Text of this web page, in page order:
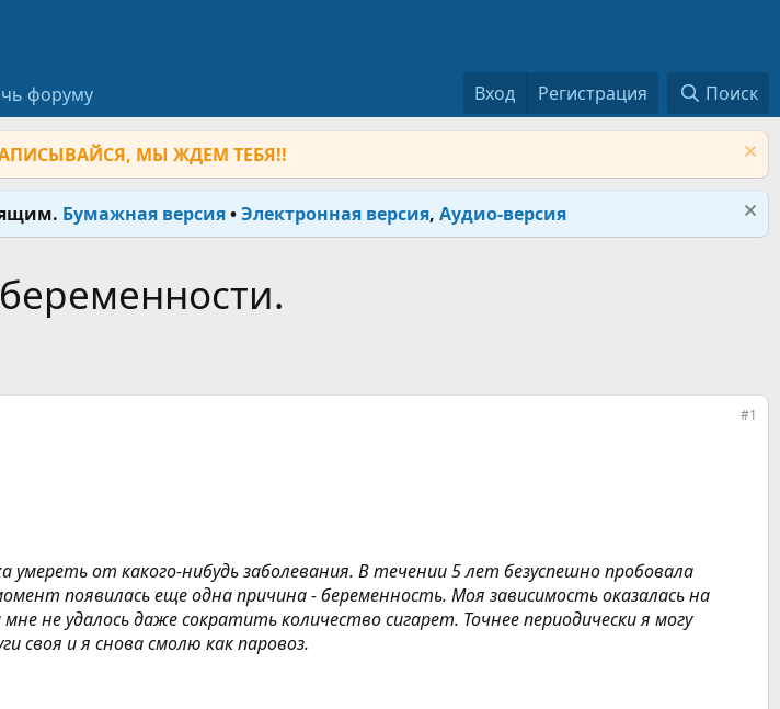
форуму Вход Регистрация Поиск
МЫ ЖДЕМ ТЕБЯ!!
Бумажная версия•Электронная версия, Аудио-версия
#1
от какого-нибудь заболевания. В течении 5 лет безуспешно пробовала
появилась еще одна причина - беременность. Моя зависимость оказалась на
не удалось даже сократить количество сигарет. Точнее периодически я могу
своя и я снова смолю как паровоз.